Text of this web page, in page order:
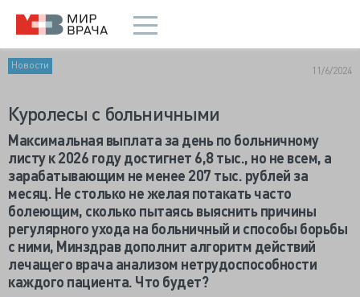
Новости 11/6/2024
Куролесы с больничными
Максимальная выплата за день по больничному
листу к 2026 году достигнет 6,8 тыс., но не всем, а
зарабатывающим не менее 207 тыс. рублей за
месяц. Не столько не желая потакать часто
болеющим, сколько пытаясь выяснить причины
регулярного ухода на больничный и способы борьбы
с ними, Минздрав дополнит алгоритм действий
лечащего врача анализом нетрудоспособности
каждого пациента. Что будет?